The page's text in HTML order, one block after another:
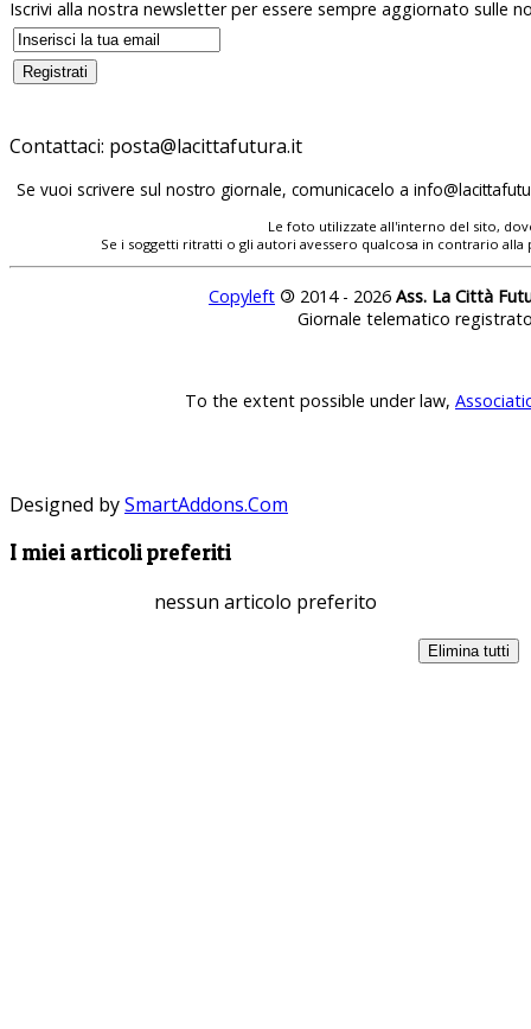
Iscrivi alla nostra newsletter per essere sempre aggiornato sulle
Contattaci:
Se vuoi scrivere sul nostro giornale, comunicacelo a
Le foto utilizzate all'interno del sito,
Se i soggetti ritratti o gli autori avessero qualcosa in contrario
Copyleft © 2014 - 2026 Ass. La Città
Giornale telematico
To the extent possible under law,
Designed bySmartAddons.Com
I miei articoli preferiti
nessun articolo preferito